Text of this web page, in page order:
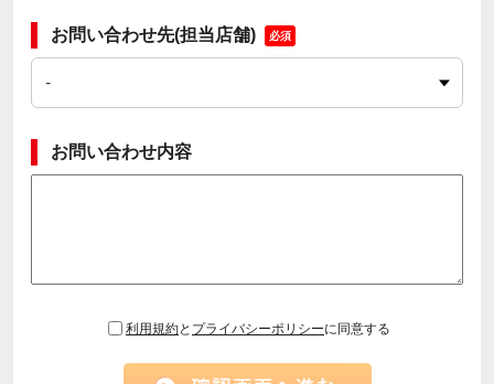
お問い合わせ先(担当店舗) 必須
お問い合わせ内容
利用規約と プライバシーポリシーに同意する